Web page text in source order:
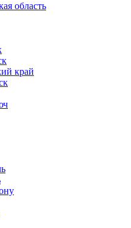
область
край